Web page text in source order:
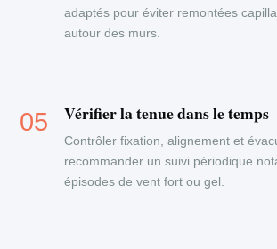
adaptés pour éviter remontées
autour des murs.
Vérifier la tenue dans le temps
Contrôler fixation, alignement et
recommander un suivi périodique
épisodes de vent fort ou gel.